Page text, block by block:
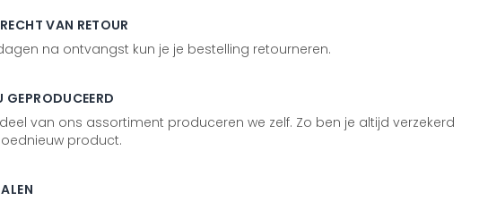
VAN RETOUR
na ontvangst kun je je bestelling retourneren.
van ons assortiment produceren we zelf. Zo ben je altijd verzekerd
product.